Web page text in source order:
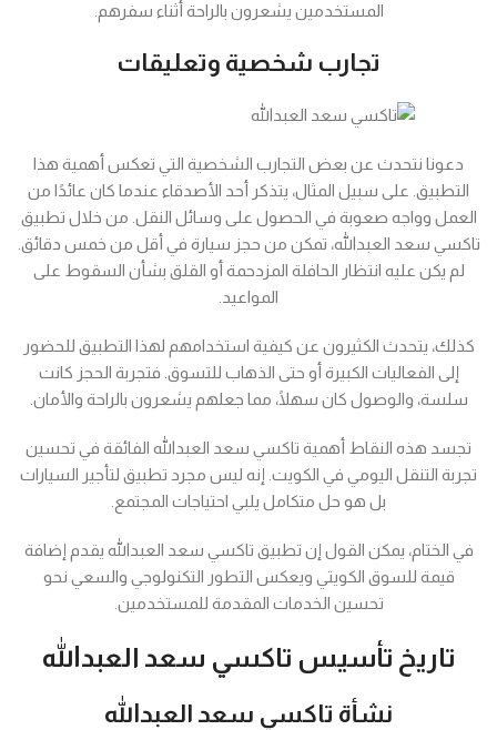
المستخدمين يشعرون بالراحة أثناء سفرهم.
تجارب شخصية وتعليقات
دعونا نتحدث عن بعض التجارب الشخصية التي تعكس أهمية هذا
التطبيق. على سبيل المثال، يتذكر أحد الأصدقاء عندما كان عائدًا من
العمل وواجه صعوبة في الحصول على وسائل النقل. من خلال تطبيق
تاكسي سعد العبدالله، تمكن من حجز سيارة في أقل من خمس دقائق.
لم يكن عليه انتظار الحافلة المزدحمة أو القلق بشأن السقوط على
المواعيد.
كذلك، يتحدث الكثيرون عن كيفية استخدامهم لهذا التطبيق للحضور
إلى الفعاليات الكبيرة أو حتى الذهاب للتسوق. فتجربة الحجز كانت
سلسة، والوصول كان سهلًا، مما جعلهم يشعرون بالراحة والأمان.
تجسد هذه النقاط أهمية تاكسي سعد العبدالله الفائقة في تحسين
تجربة التنقل اليومي في الكويت. إنه ليس مجرد تطبيق لتأجير السيارات
بل هو حل متكامل يلبي احتياجات المجتمع.
في الختام، يمكن القول إن تطبيق تاكسي سعد العبدالله يقدم إضافة
قيمة للسوق الكويتي ويعكس التطور التكنولوجي والسعي نحو
تحسين الخدمات المقدمة للمستخدمين.
تاريخ تأسيس تاكسي سعد العبدالله
نشأة تاكسي سعد العبدالله